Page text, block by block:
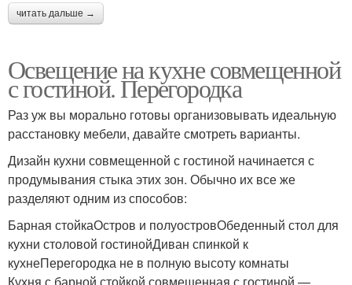
читать дальше →
Освещение на кухне совмещенной
с гостиной. Перегородка
Раз уж вы морально готовы организовывать идеальную
расстановку мебели, давайте смотреть варианты.
Дизайн кухни совмещенной с гостиной начинается с
продумывания стыка этих зон. Обычно их все же
разделяют одним из способов:
Барная стойкаОстров и полуостровОбеденный стол для
кухни столовой гостинойДиван спинкой к
кухнеПерегородка не в полную высоту комнаты